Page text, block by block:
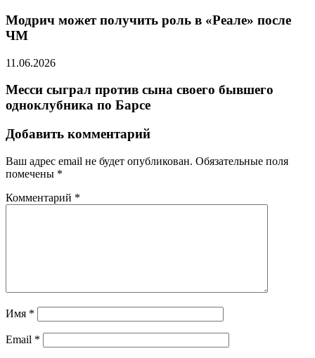
Модрич может получить роль в «Реале» после
ЧМ
11.06.2026
Месси сыграл против сына своего бывшего
одноклубника по Барсе
Добавить комментарий
Ваш адрес email не будет опубликован. Обязательные поля
помечены *
Комментарий *
Имя *
Email *